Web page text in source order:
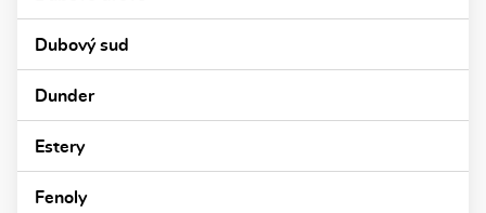
Dubový sud
Dunder
Estery
Fenoly